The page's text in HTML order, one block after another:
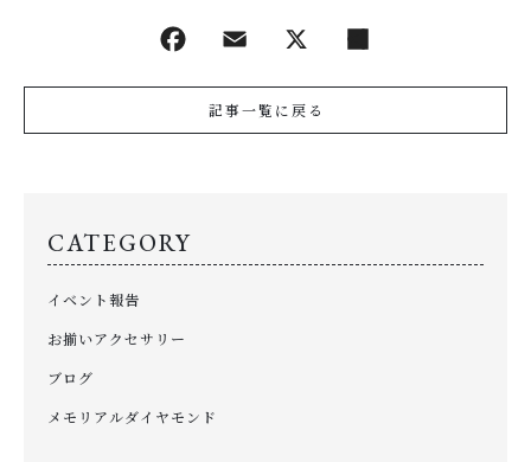
記事一覧に戻る
CATEGORY
イベント報告
お揃いアクセサリー
ブログ
メモリアルダイヤモンド